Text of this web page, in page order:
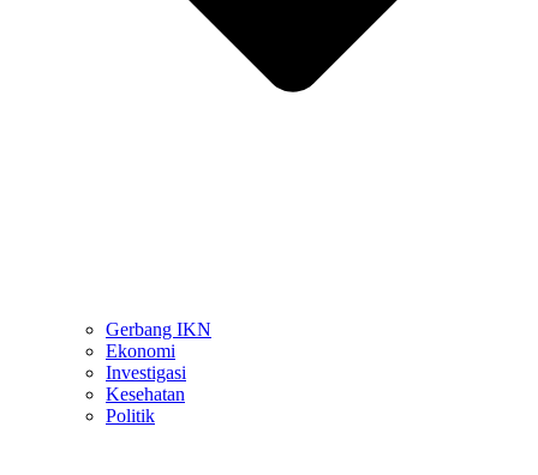
Gerbang IKN
Ekonomi
Investigasi
Kesehatan
Politik